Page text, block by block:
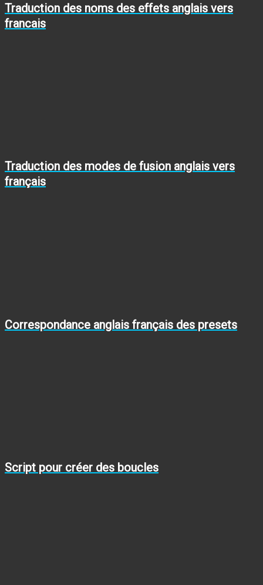
Traduction des noms des effets anglais vers
francais
Traduction des modes de fusion anglais vers
français
Correspondance anglais français des presets
Script pour créer des boucles